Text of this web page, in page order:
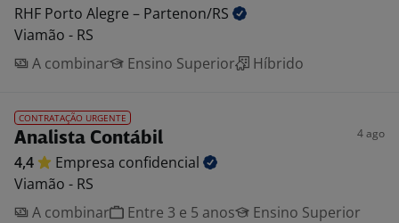
RHF Porto Alegre – Partenon/RS
Viamão - RS
A combinar
Ensino Superior Híbrido
CONTRATAÇÃO URGENTE
Analista Contábil 4 ago
4,4 Empresa confidencial
Viamão - RS
A combinar
Entre 3 e 5 anos
Ensino Superior